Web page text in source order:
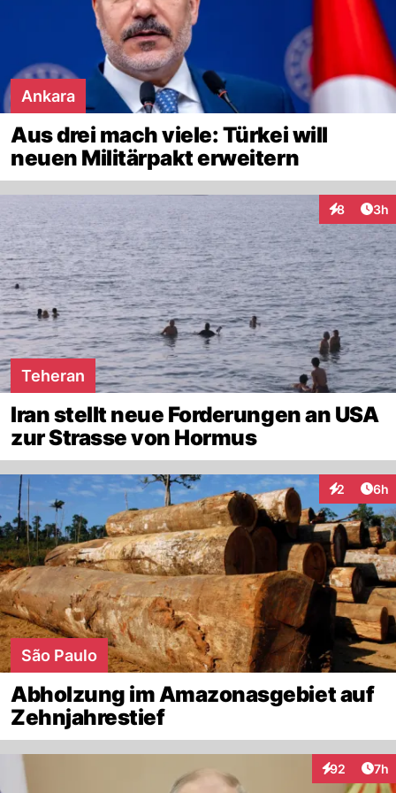
Ankara
Aus drei mach viele: Türkei will
neuen Militärpakt erweitern
8 3h
Teheran
Iran stellt neue Forderungen an USA
zur Strasse von Hormus
2 6h
São Paulo
Abholzung im Amazonasgebiet auf
Zehnjahrestief
92
Interaktionen
7h